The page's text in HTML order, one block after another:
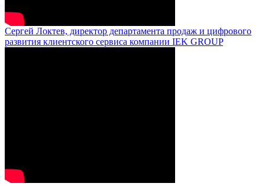
Сергей Локтев, директор департамента продаж и цифрового
развития клиентского сервиса компании IEK GROUP